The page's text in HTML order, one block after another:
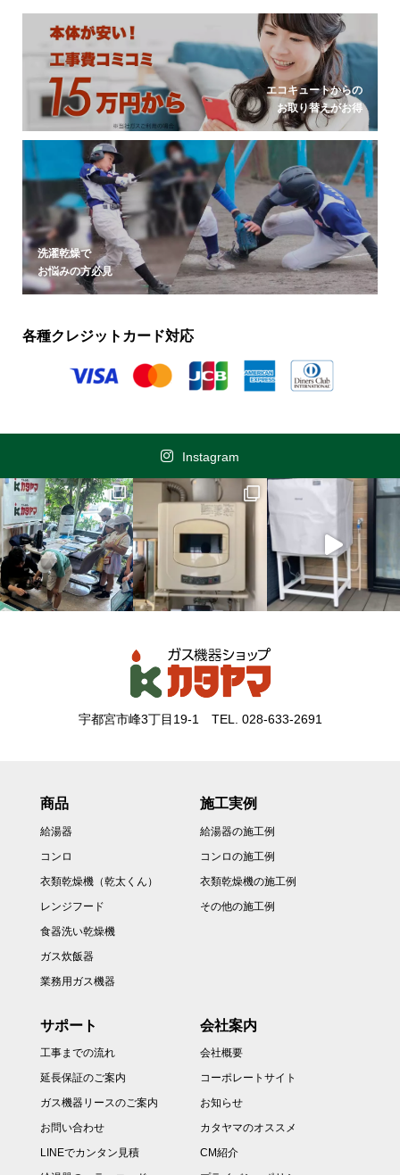
エコキュートからの
お取り替えがお得
洗濯乾燥で
お悩みの方必見
各種クレジットカード対応
Instagram
宇都宮市峰3丁目19-1 TEL. 028-633-2691
商品
給湯器
コンロ
衣類乾燥機（乾太くん）
レンジフード
食器洗い乾燥機
ガス炊飯器
業務用ガス機器
施工実例
給湯器の施工例
コンロの施工例
衣類乾燥機の施工例
その他の施工例
サポート
工事までの流れ
延長保証のご案内
ガス機器リースのご案内
お問い合わせ
LINEでカンタン見積
会社案内
会社概要
コーポレートサイト
お知らせ
カタヤマのオススメ
CM紹介